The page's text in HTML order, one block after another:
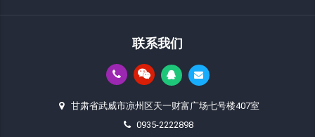
联系我们
甘肃省武威市凉州区天一财富广场七号楼407室
0935-2222898